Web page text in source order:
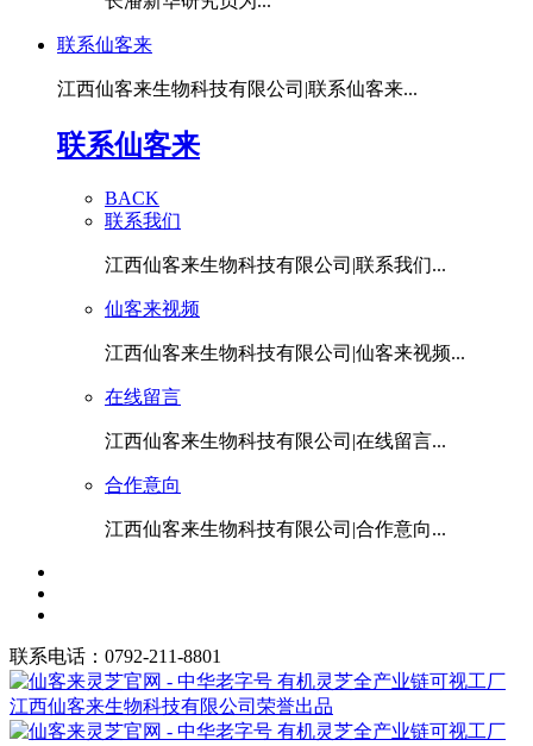
联系仙客来
江西仙客来生物科技有限公司|联系仙客来...
联系仙客来
BACK
联系我们
江西仙客来生物科技有限公司|联系我们...
仙客来视频
江西仙客来生物科技有限公司|仙客来视频...
在线留言
江西仙客来生物科技有限公司|在线留言...
合作意向
江西仙客来生物科技有限公司|合作意向...
联系电话：0792-211-8801